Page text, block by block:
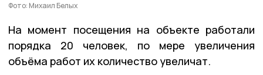
Фото: Михаил Белых
На момент посещения на объекте работали
порядка 20 человек, по мере увеличения
объёма работ их количество увеличат.